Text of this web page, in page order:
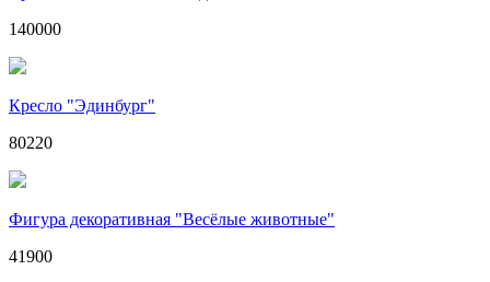
140000
Кресло "Эдинбург"
80220
Фигура декоративная "Весёлые животные"
41900